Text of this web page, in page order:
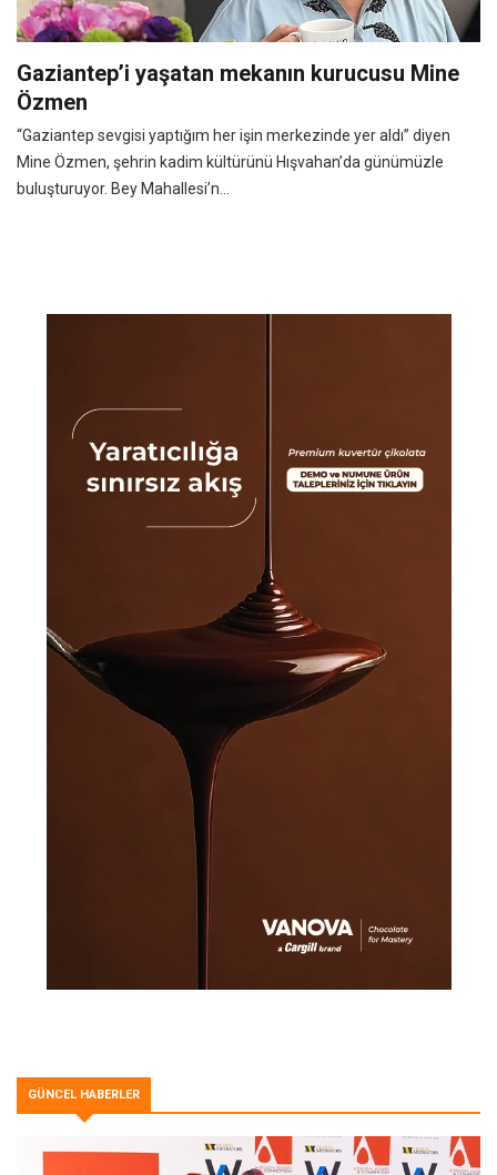
Gaziantep’i yaşatan mekanın kurucusu Mine
Özmen
“Gaziantep sevgisi yaptığım her işin merkezinde yer aldı” diyen
Mine Özmen, şehrin kadim kültürünü Hışvahan’da günümüzle
buluşturuyor. Bey Mahallesi’n...
GÜNCEL HABERLER